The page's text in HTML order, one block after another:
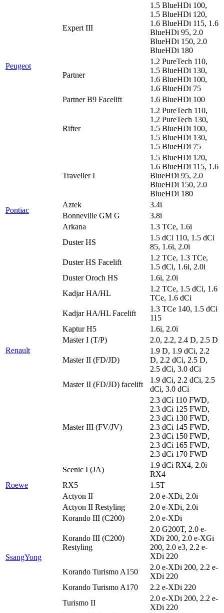
Peugeot
Expert III
1.5 BlueHDi 100,
1.5 BlueHDi 120,
1.6 BlueHDi 115, 1.6
BlueHDi 95, 2.0
BlueHDi 150, 2.0
BlueHDi 180
Partner
1.2 PureTech 110,
1.5 BlueHDi 130,
1.6 BlueHDi 100,
1.6 BlueHDi 75
Partner B9 Facelift
1.6 BlueHDi 100
Rifter
1.2 PureTech 110,
1.2 PureTech 130,
1.5 BlueHDi 100,
1.5 BlueHDi 130,
1.5 BlueHDi 75
Traveller I
1.5 BlueHDi 120,
1.6 BlueHDi 115, 1.6
BlueHDi 95, 2.0
BlueHDi 150, 2.0
BlueHDi 180
Pontiac
Aztek
3.4i
Bonneville GM G
3.8i
Renault
Arkana
1.3 TCe, 1.6i
Duster HS
1.5 dCi 110, 1.5 dCi
85, 1.6i, 2.0i
Duster HS Facelift
1.2 TCe, 1.3 TCe,
1.5 dCi, 1.6i, 2.0i
Duster Oroch HS
1.6i, 2.0i
Kadjar HA/HL
1.2 TCe, 1.5 dCi, 1.6
TCe, 1.6 dCi
Kadjar HA/HL Facelift
1.3 TCe 140, 1.5 dCi
115
Kaptur H5
1.6i, 2.0i
Master I (T/P)
2.0, 2.2, 2.4 D, 2.5 D
Master II (FD/JD)
1.9 D, 1.9 dCi, 2.2
D, 2.2 dCi, 2.5 D,
2.5 dCi, 3.0 dCi
Master II (FD/JD) facelift
1.9 dCi, 2.2 dCi, 2.5
dCi, 3.0 dCi
Master III (FV/JV)
2.3 dCi 110 FWD,
2.3 dCi 125 FWD,
2.3 dCi 130 FWD,
2.3 dCi 145 FWD,
2.3 dCi 150 FWD,
2.3 dCi 165 FWD,
2.3 dCi 170 FWD
Scenic I (JA)
1.9 dCi RX4, 2.0i
RX4
Roewe
RX5 1.5T
SsangYong
Actyon II
2.0 e-XDi, 2.0i
Actyon II Restyling
2.0 e-XDi, 2.0i
Korando III (C200)
2.0 e-XDi
Korando III (C200)
Restyling
2.0 G200T, 2.0 e-
XDi 200, 2.0 e-XGi
200, 2.0 e3, 2.2 e-
XDi 220
Korando Turismo A150
2.0 e-XDi 200, 2.2 e-
XDi 220
Korando Turismo A170
2.2 e-XDi 220
Turismo II
2.0 e-XDi 200, 2.2 e-
XDi 220